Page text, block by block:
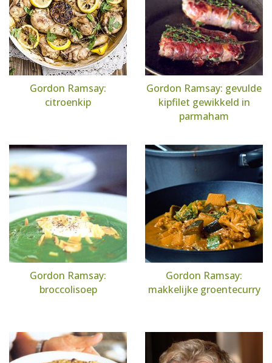
Gordon Ramsay:
citroenkip
Gordon Ramsay: gevulde
kipfilet gewikkeld in
parmaham
Gordon Ramsay:
broccolisoep
Gordon Ramsay:
makkelijke groentecurry